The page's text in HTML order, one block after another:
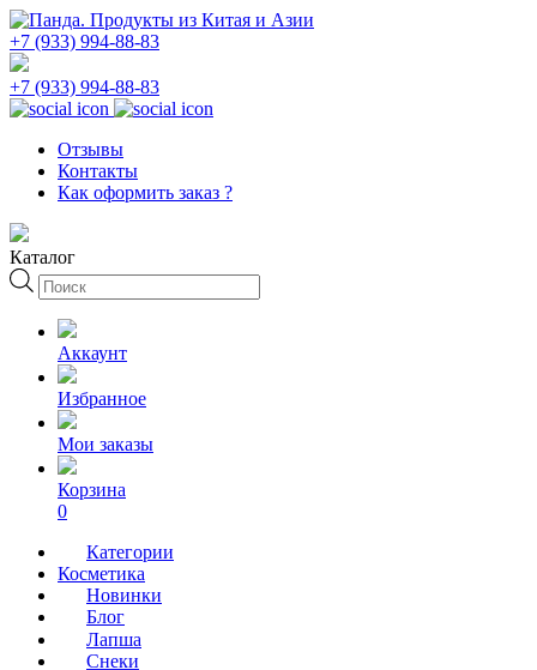
+7 (933) 994-88-83
+7 (933) 994-88-83
Отзывы
Контакты
Как оформить заказ ?
Каталог
Поиск
товаров
Аккаунт
Избранное
Мои заказы
Корзина
0
Категории
Косметика
Новинки
Блог
Лапша
Снеки